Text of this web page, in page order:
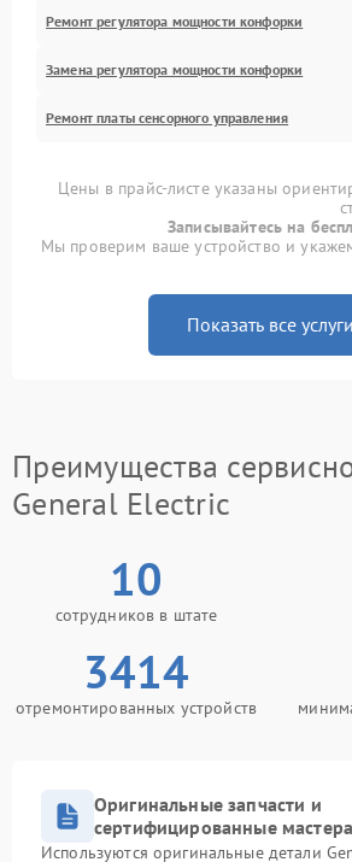
Ремонт регулятора мощности конфорки
Замена регулятора мощности конфорки
Ремонт платы сенсорного управления
Цены в прайс-листе указаны
Записывайтесь на
Мы проверим ваше устройство и
Показать все услуги
Преимущества
General Electric
10
сотрудников в штате
3414
отремонтированных устройств
Оригинальные запчасти и
сертифицированные мастера
Используются оригинальные детали